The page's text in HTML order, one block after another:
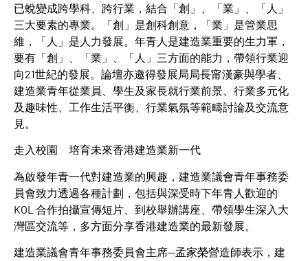
已蛻變成跨學科、跨行業，結合「創」、「業」、「人」
三大要素的專業。「創」是創科創意，「業」是管業思
維，「人」是人力發展。年青人是建造業重要的生力軍，
要有「創」、「業」、「人」三方面的能力，帶領行業迎
向21世紀的發展。論壇亦邀得發展局局長甯漢豪與學者、
建造業青年從業員、學生及家長就行業前景、行業多元化
及趣味性、工作生活平衡、行業氣氛等範疇討論及交流意
見。
走入校園 培育未來香港建造業新一代
為啟發年青一代對建造業的興趣，建造業議會青年事務委
員會致力透過各種計劃，包括與深受時下年青人歡迎的
KOL 合作拍攝宣傳短片、到校舉辦講座、帶領學生深入大
灣區交流等，多方面分享香港建造業的最新發展。
建造業議會青年事務委員會主席—孟家榮營造師表示，建